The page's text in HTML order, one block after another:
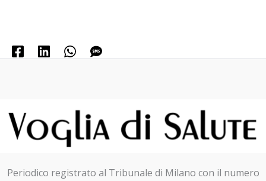
Periodico registrato al Tribunale di Milano con il numero